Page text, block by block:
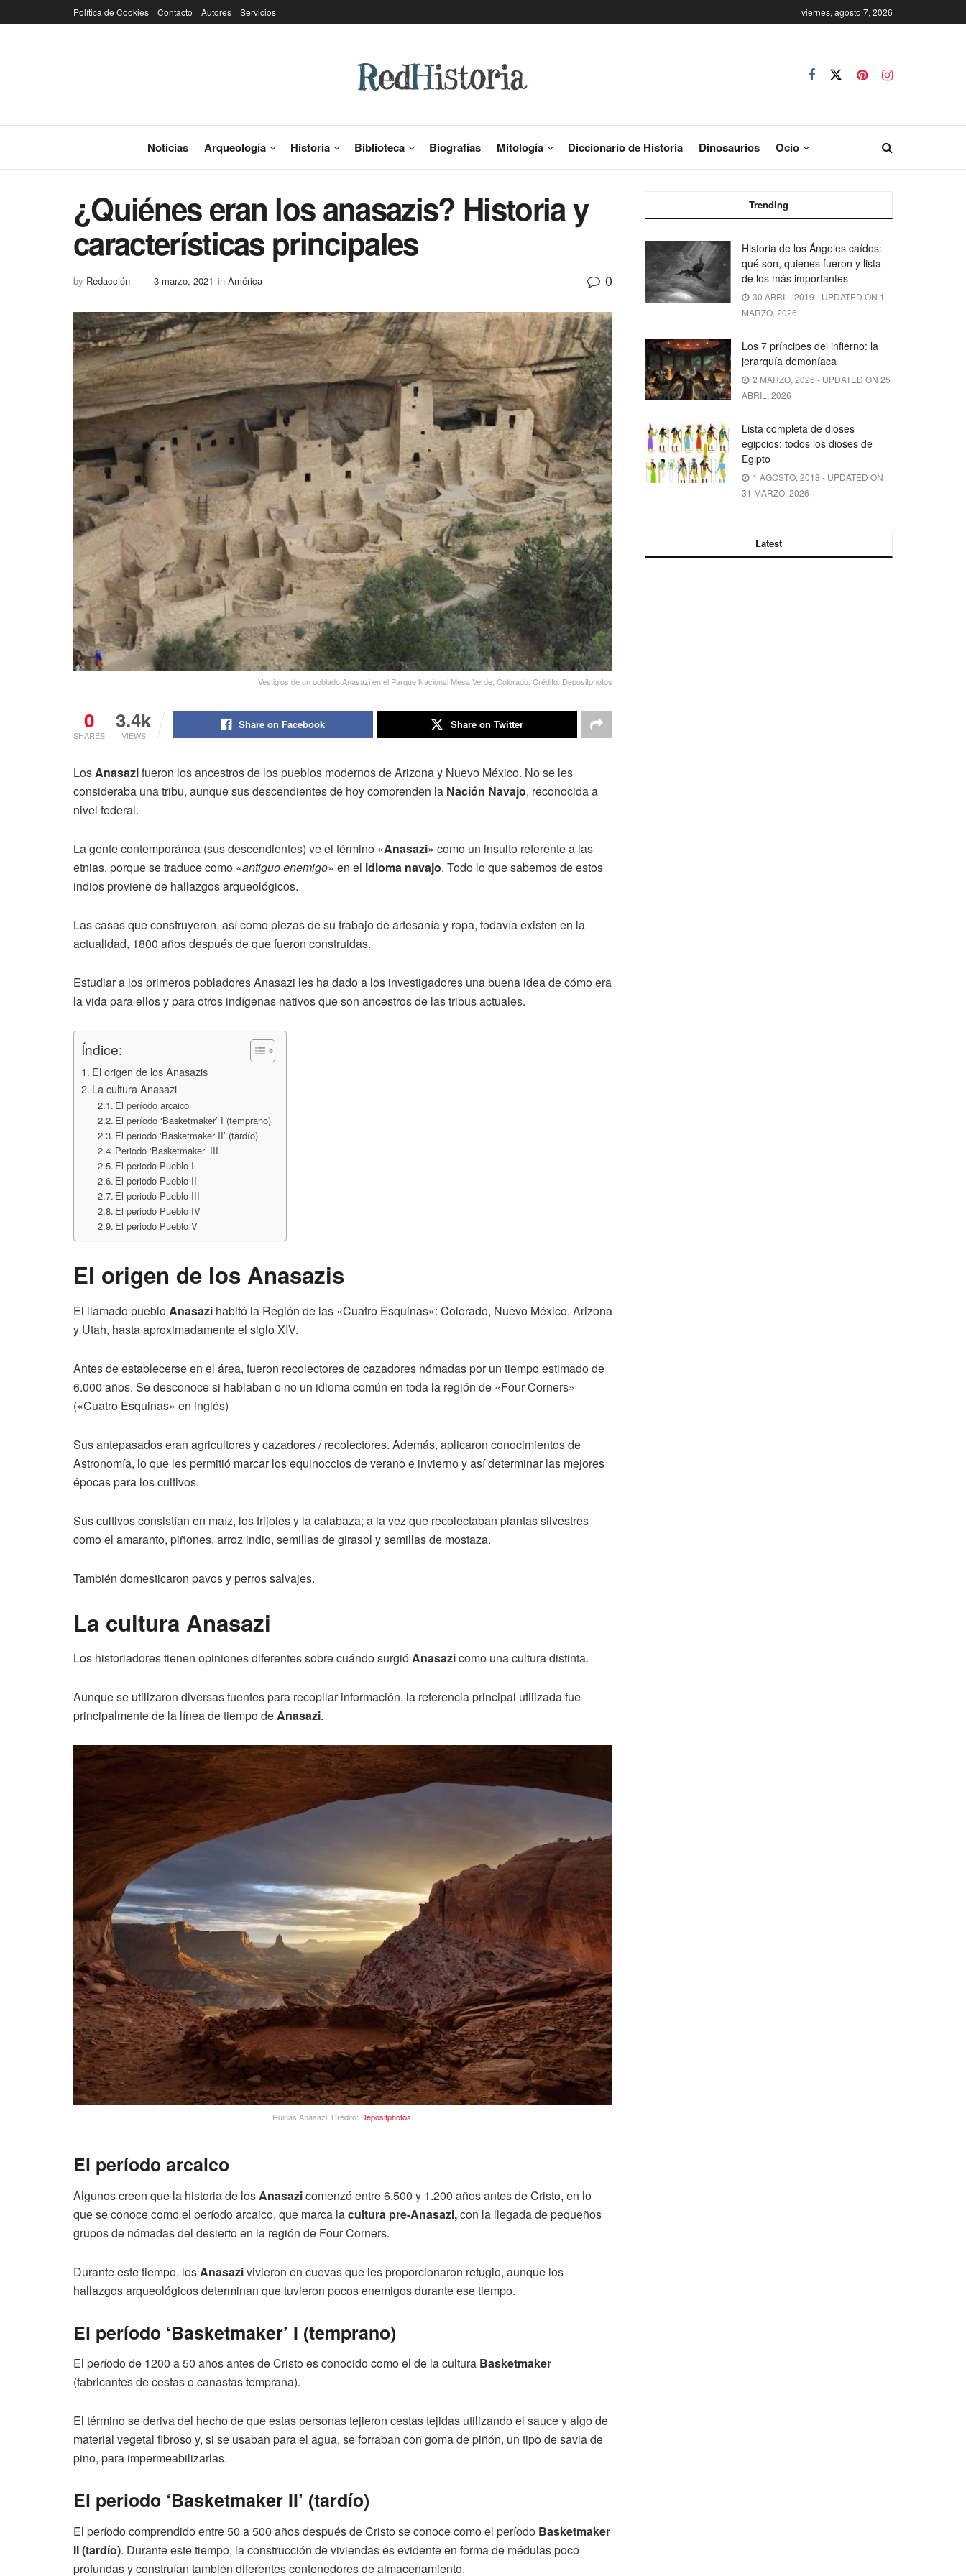
Política de Cookies Contacto Autores Servicios viernes, agosto 7, 2026
Noticias Arqueología Historia Biblioteca Biografías Mitología Diccionario de Historia Dinosaurios Ocio
¿Quiénes eran los anasazis? Historia y
características principales
by Redacción 3 marzo, 2021 in América 0
Vestigios de un poblado Anasazi en el Parque Nacional Mesa Verde, Colorado. Crédito: Depositphotos
0
SHARES
3.4k
VIEWS
Share on Facebook Share on Twitter
LosAnasazifueron los ancestros de los pueblos modernos de Arizona y Nuevo México. No se les
consideraba una tribu, aunque sus descendientes de hoy comprenden la Nación Navajo, reconocida a
nivel federal.
La gente contemporánea (sus descendientes) ve el término «Anasazi» como un insulto referente a las
etnias, porque se traduce como «antiguo enemigo» en el idioma navajo. Todo lo que sabemos de estos
indios proviene de hallazgos arqueológicos.
Las casas que construyeron, así como piezas de su trabajo de artesanía y ropa, todavía existen en la
actualidad, 1800 años después de que fueron construidas.
Estudiar a los primeros pobladores Anasazi les ha dado a los investigadores una buena idea de cómo era
la vida para ellos y para otros indígenas nativos que son ancestros de las tribus actuales.
Índice:
El origen de los Anasazis
La cultura Anasazi
El período arcaico
El período ‘Basketmaker’ I (temprano)
El periodo ‘Basketmaker II’ (tardío)
Periodo ‘Basketmaker’ III
El periodo Pueblo I
El periodo Pueblo II
El periodo Pueblo III
El periodo Pueblo IV
El periodo Pueblo V
El origen de los Anasazis
El llamado puebloAnasazi habitó la Región de las «Cuatro Esquinas»: Colorado, Nuevo México, Arizona
y Utah, hasta aproximadamente el siglo XIV.
Antes de establecerse en el área, fueron recolectores de cazadores nómadas por un tiempo estimado de
6.000 años. Se desconoce si hablaban o no un idioma común en toda la región de «Four Corners»
(«Cuatro Esquinas» en inglés)
Sus antepasados eran agricultores y cazadores / recolectores. Además, aplicaron conocimientos de
Astronomía, lo que les permitió marcar los equinoccios de verano e invierno y así determinar las mejores
épocas para los cultivos.
Sus cultivos consistían en maíz, los frijoles y la calabaza; a la vez que recolectaban plantas silvestres
como el amaranto, piñones, arroz indio, semillas de girasol y semillas de mostaza.
También domesticaron pavos y perros salvajes.
La cultura Anasazi
Los historiadores tienen opiniones diferentes sobre cuándo surgióAnasazicomo una cultura distinta.
Aunque se utilizaron diversas fuentes para recopilar información, la referencia principal utilizada fue
principalmente de la línea de tiempo deAnasazi.
Ruinas Anasazi. Crédito: Depositphotos.
El período arcaico
Algunos creen que la historia de losAnasazicomenzó entre 6.500 y 1.200 años antes de Cristo, en lo
que se conoce como el período arcaico, que marca lacultura pre-Anasazi,con la llegada de pequeños
grupos de nómadas del desierto en la región de Four Corners.
Durante este tiempo, losAnasazivivieron en cuevas que les proporcionaron refugio, aunque los
hallazgos arqueológicos determinan que tuvieron pocos enemigos durante ese tiempo.
El período ‘Basketmaker’ I (temprano)
El período de 1200 a 50 años antes de Cristo es conocido como el de la cultura Basketmaker
(fabricantes de cestas o canastas temprana).
El término se deriva del hecho de que estas personas tejieron cestas tejidas utilizando el sauce y algo de
material vegetal fibroso y, si se usaban para el agua, se forraban con goma de piñón, un tipo de savia de
pino, para impermeabilizarlas.
El periodo ‘Basketmaker II’ (tardío)
El período comprendido entre 50 a 500 años después de Cristo se conoce como el período Basketmaker
II (tardío). Durante este tiempo, la construcción de viviendas es evidente en forma de médulas poco
profundas y construían también diferentes contenedores de almacenamiento.
Trending
Historia de los Ángeles caídos:
qué son, quienes fueron y lista
de los más importantes
30 ABRIL, 2019 - UPDATED ON 1
MARZO, 2026
Los 7 príncipes del infierno: la
jerarquía demoníaca
2 MARZO, 2026 - UPDATED ON 25
ABRIL, 2026
Lista completa de dioses
egipcios: todos los dioses de
Egipto
1 AGOSTO, 2018 - UPDATED ON
31 MARZO, 2026
Latest